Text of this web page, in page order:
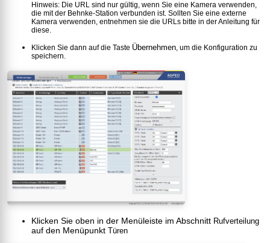
Hinweis: Die URL sind nur gültig, wenn Sie eine Kamera verwenden,
die mit der Behnke-Station verbunden ist. Sollten Sie eine externe
Kamera verwenden, entnehmen sie die URLs bitte in der Anleitung für
diese.
Klicken Sie dann auf die Taste Übernehmen , um die Konfiguration zu
speichern.
Klicken Sie oben in der Menüleiste im Abschnitt Rufverteilung
auf den MenüpunktTüren